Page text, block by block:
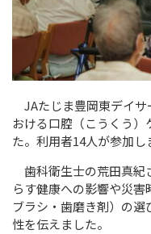
JAたじま豊岡東デイ
おける口腔（こうくう
た。利用者14人が参加し
歯科衛生士の荒田真紀
らす健康への影響や災
ブラシ・歯磨き剤）の
性を伝えました。